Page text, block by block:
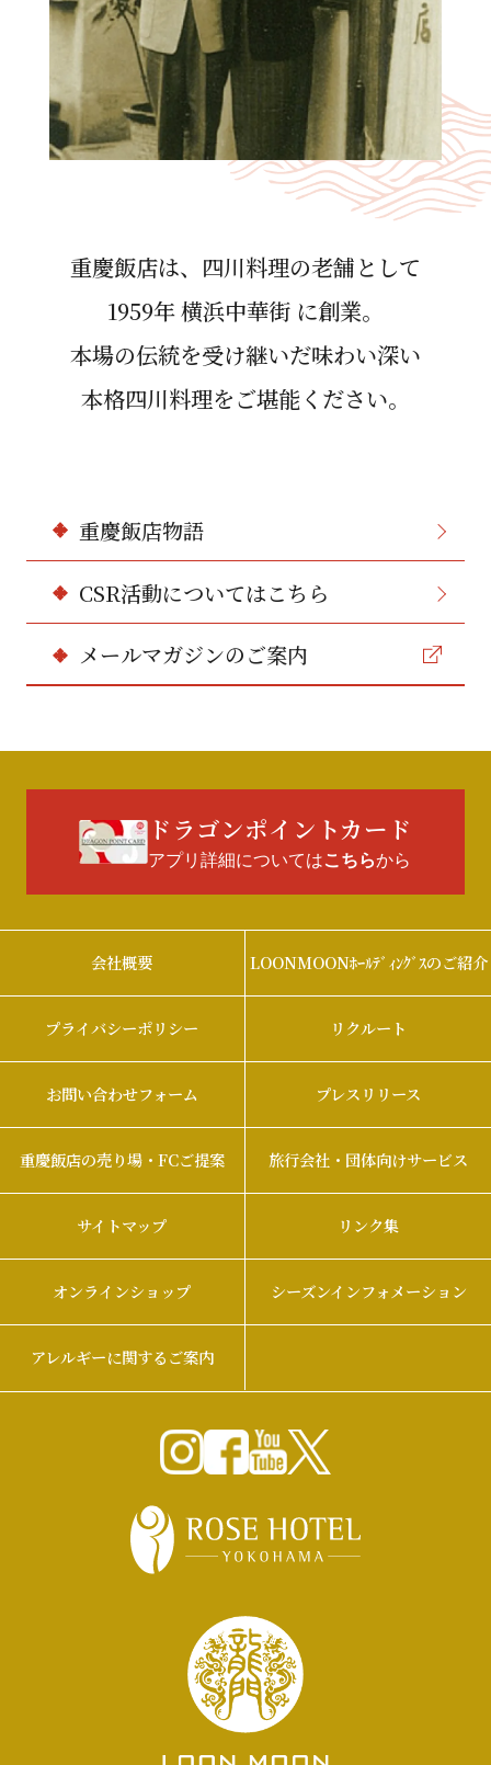
重慶飯店は、四川料理の⽼舗として
1959年 横浜中華街 に創業。
本場の伝統を受け継いだ味わい深い
本格四川料理をご堪能ください。
重慶飯店物語
CSR活動についてはこちら
メールマガジンのご案内
ドラゴンポイントカード
アプリ詳細についてはこちらから
会社概要 LOONMOONﾎｰﾙﾃﾞｨﾝｸﾞｽのご紹介
プライバシーポリシー リクルート
お問い合わせフォーム プレスリリース
重慶飯店の売り場・FCご提案 旅行会社・団体向けサービス
サイトマップ リンク集
オンラインショップ シーズンインフォメーション
アレルギーに関するご案内